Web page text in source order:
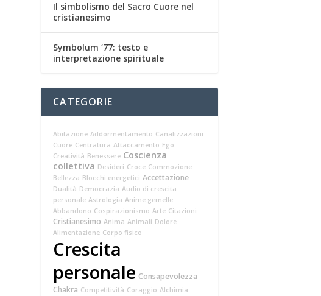
Il simbolismo del Sacro Cuore nel
cristianesimo
Symbolum ‘77: testo e
interpretazione spirituale
CATEGORIE
Abitazione Addormentamento Canalizzazioni
Cuore Centratura Attaccamento Ego
Creatività Benessere Coscienza
collettiva Desideri Croce Commozione
Bellezza Blocchi energetici Accettazione
Dualità Democrazia Audio di crescita
personale Astrologia Anime gemelle
Abbandono Cospirazionismo Arte Citazioni
Cristianesimo Anima Animali Dolore
Alimentazione Corpo fisico
Crescita
personale Consapevolezza
Chakra Competitività Coraggio Alchimia